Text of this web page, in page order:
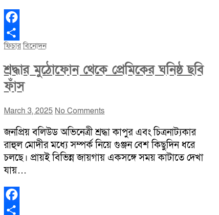
Facebook
Share
ফিচারবিনোদন
শ্রদ্ধার মুঠোফোন থেকে প্রেমিকের ঘনিষ্ঠ ছবি
ফাঁস
March 3, 2025 No Comments
জনপ্রিয় বলিউড অভিনেত্রী শ্রদ্ধা কাপুর এবং চিত্রনাট্যকার
রাহুল মোদীর মধ্যে সম্পর্ক নিয়ে গুঞ্জন বেশ কিছুদিন ধরে
চলছে। প্রায়ই বিভিন্ন জায়গায় একসঙ্গে সময় কাটাতে দেখা
যায়…
Facebook